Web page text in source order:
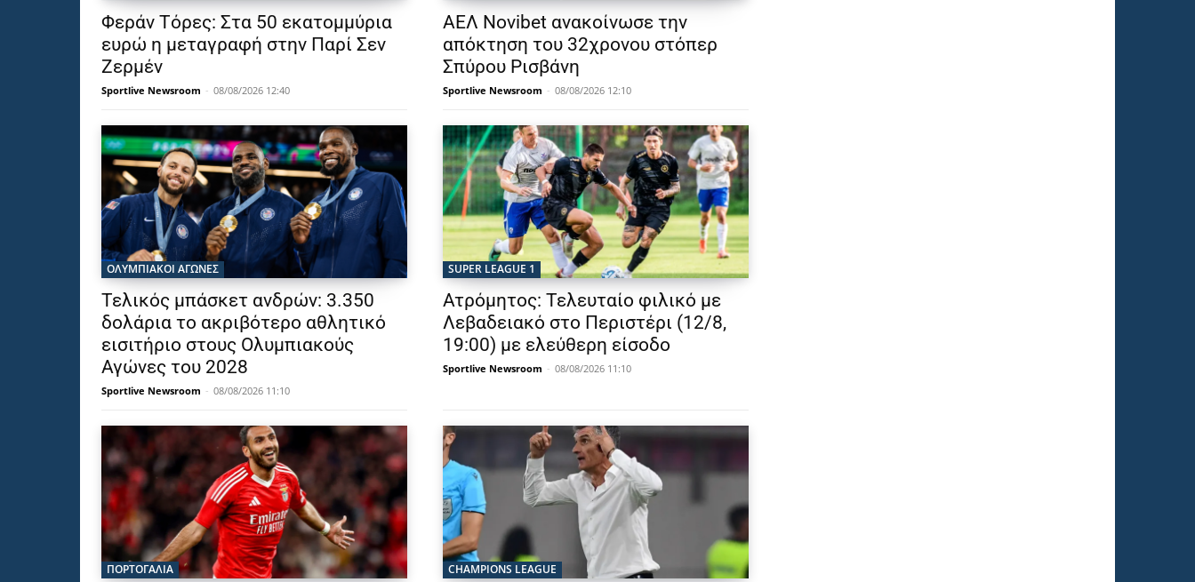
Φεράν Τόρες: Στα 50 εκατομμύρια
ευρώ η μεταγραφή στην Παρί Σεν
Ζερμέν
Sportlive Newsroom - 08/08/2026 12:40
ΑΕΛ Novibet ανακοίνωσε την
απόκτηση του 32χρονου στόπερ
Σπύρου Ρισβάνη
Sportlive Newsroom - 08/08/2026 12:10
ΟΛΥΜΠΙΑΚΟΊ ΑΓΏΝΕΣ
Τελικός μπάσκετ ανδρών: 3.350
δολάρια το ακριβότερο αθλητικό
εισιτήριο στους Ολυμπιακούς
Αγώνες του 2028
Sportlive Newsroom - 08/08/2026 11:10
SUPER LEAGUE 1
Ατρόμητος: Τελευταίο φιλικό με
Λεβαδειακό στο Περιστέρι (12/8,
19:00) με ελεύθερη είσοδο
Sportlive Newsroom - 08/08/2026 11:10
ΠΟΡΤΟΓΑΛΙΑ CHAMPIONS LEAGUE